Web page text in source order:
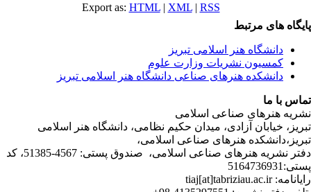
Export as:HTML|XML
مرتبط
هنر اسلامی تبریز
نشریات وزارت علوم
هنرهای صناعی دانشگاه هنر اسلامی تبریز
صناعی اسلامی
آزادی، میدان حکیم نظامی، دانشگاه هنر اسلامی
هنرهای صناعی اسلامی،
دفتر نشریه هنرهای صناعی اسلامی، صندوق پستی: 4567-51385، کد